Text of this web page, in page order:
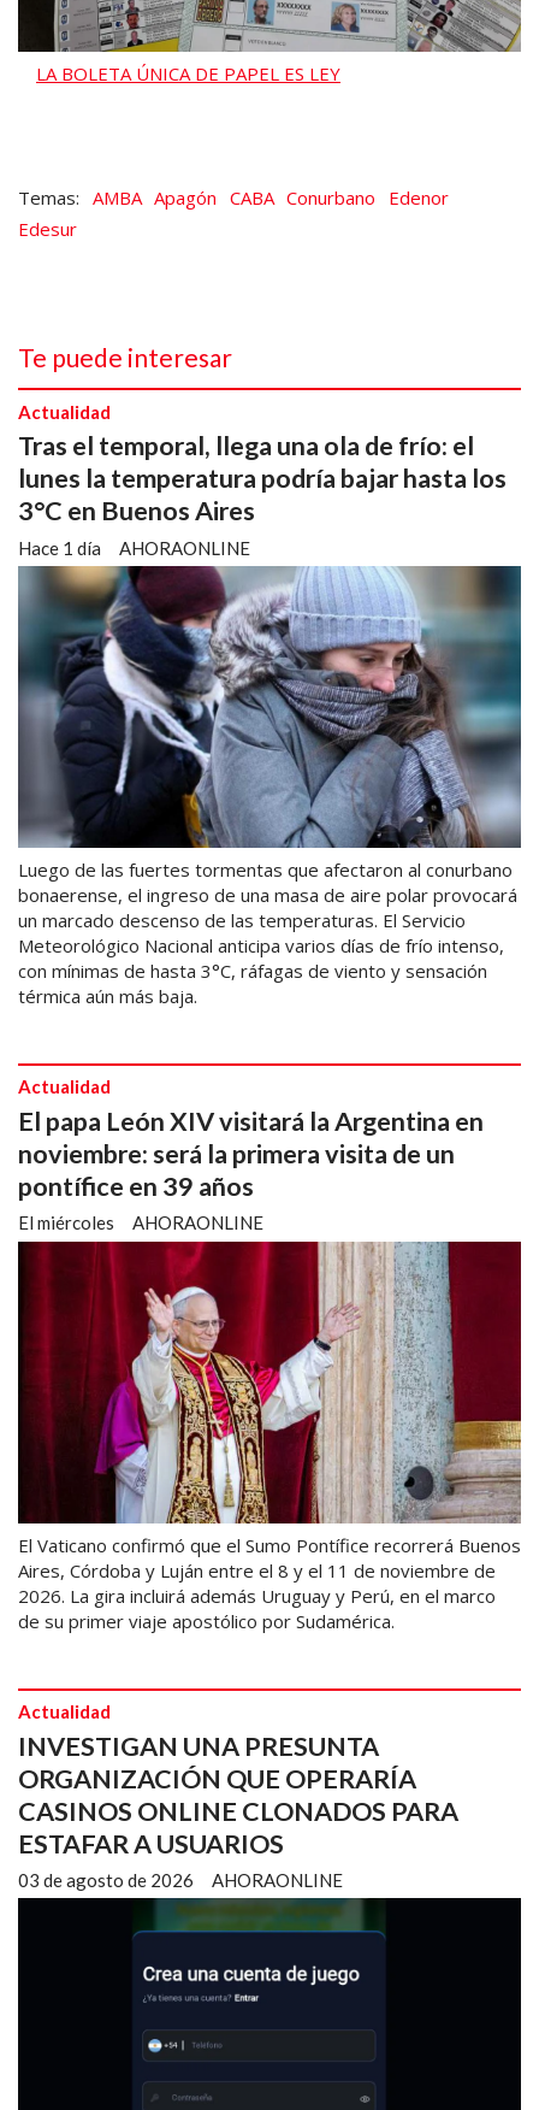
LA BOLETA ÚNICA DE PAPEL ES LEY
AMBA Apagón CABA Conurbano
Edenor
Edesur
Te puede interesar
Tras el temporal, llega una ola de frío: el
lunes la temperatura podría bajar hasta los
3°C en Buenos Aires
AHORAONLINE
Actualidad
Hace 1 día
Luego de las fuertes tormentas que afectaron al conurbano
bonaerense, el ingreso de una masa de aire polar provocará
un marcado descenso de las temperaturas. El Servicio
Meteorológico Nacional anticipa varios días de frío intenso,
con mínimas de hasta 3°C, ráfagas de viento y sensación
térmica aún más baja.
El papa León XIV visitará la Argentina en
noviembre: será la primera visita de un
pontífice en 39 años
AHORAONLINE
Actualidad
El miércoles
El Vaticano confirmó que el Sumo Pontífice recorrerá Buenos
Aires, Córdoba y Luján entre el 8 y el 11 de noviembre de
2026. La gira incluirá además Uruguay y Perú, en el marco
de su primer viaje apostólico por Sudamérica.
INVESTIGAN UNA PRESUNTA
ORGANIZACIÓN QUE OPERARÍA
CASINOS ONLINE CLONADOS PARA
ESTAFAR A USUARIOS
AHORAONLINE
Actualidad
03 de agosto de 2026